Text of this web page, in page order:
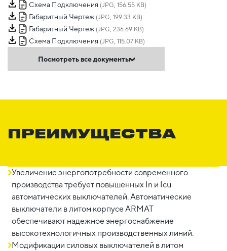
Схема Подключения (JPG, 156.55 KB)
Габаритный Чертеж (JPG, 199.33 KB)
Габаритный Чертеж (JPG, 236.69 KB)
Схема Подключения (JPG, 115.07 KB)
Посмотреть все документы
ПРЕИМУЩЕСТВА
Увеличение энергопотребности современного
производства требует повышенных In и Icu
автоматических выключателей. Автоматические
выключатели в литом корпусе ARMAT
обеспечивают надежное энергоснабжение
высокотехнологичных производственных линий.
Модификации силовых выключателей в литом